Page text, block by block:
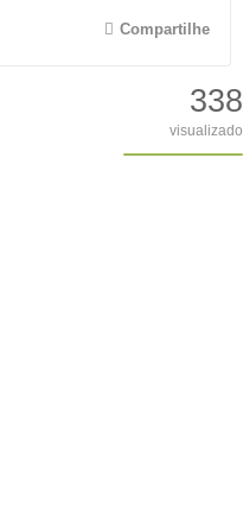
Compartilhe
338
visualizado